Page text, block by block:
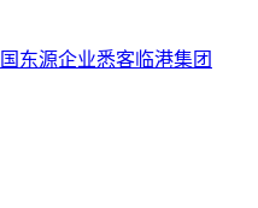
东源企业悉客 临港集团